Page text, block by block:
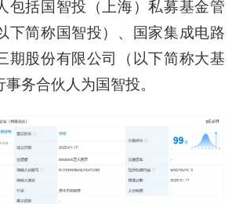
包括国智投（上海）私募基金管
下简称国智投）、国家集成电路
期股份有限公司（以下简称大基
务合伙人为国智投。